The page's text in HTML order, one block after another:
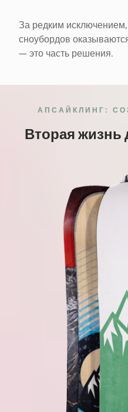
За редким
сноубордов
— это часть решения.
АПСАЙКЛИНГ:
Вторая жизнь